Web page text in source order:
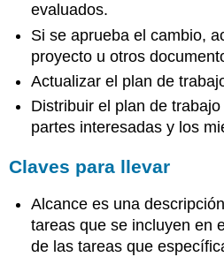
evaluados.
Si se aprueba el cambio,
proyecto u otros
Actualizar el plan de
Distribuir el plan de
partes interesadas y los
Claves para llevar
Alcance es una
tareas que se incluyen en
de las tareas que